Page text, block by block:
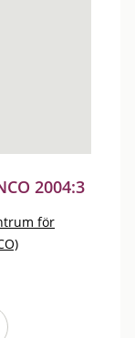
2004:3
för